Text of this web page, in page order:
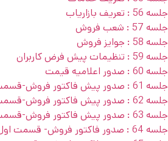
جلسه 56 : تعریف بازاریاب
جلسه 57 : شعب فروش
جلسه 58 : جوایز فروش
جلسه 59 : تنظیمات پیش فرض کاربران
جلسه 60 : صدور اعلامیه قیمت
جلسه 61 : صدور پیش فاکتور فروش-قسمت اول
جلسه 62 : صدور پیش فاکتور فروش-قسمت دوم
جلسه 63 : صدور پیش فاکتور فروش-قسمت سوم
جلسه 64 : صدور فاکتور فروش- قسمت اول